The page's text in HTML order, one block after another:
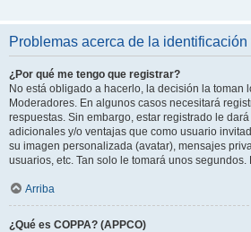
Problemas acerca de la identificación
¿Por qué me tengo que registrar?
No está obligado a hacerlo, la decisión la toman
Moderadores. En algunos casos necesitará
respuestas. Sin embargo, estar registrado le
adicionales y/o ventajas que como usuario
su imagen personalizada (avatar), mensajes
usuarios, etc. Tan solo le tomará unos
Arriba
¿Qué es COPPA? (APPCO)